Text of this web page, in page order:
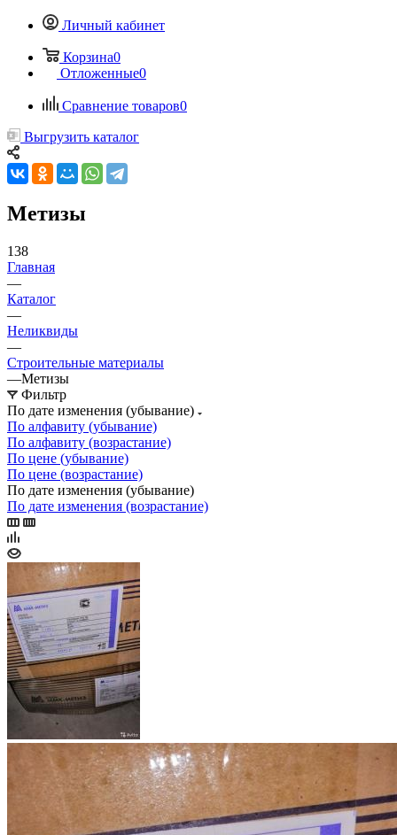
Личный кабинет
Корзина0
Отложенные0
Сравнение товаров0
Выгрузить каталог
Метизы
138
Главная
—
Каталог
—
Неликвиды
—
Строительные материалы
—Метизы
Фильтр
По дате изменения (убывание)
По алфавиту (убывание)
По алфавиту (возрастание)
По цене (убывание)
По цене (возрастание)
По дате изменения (убывание)
По дате изменения (возрастание)